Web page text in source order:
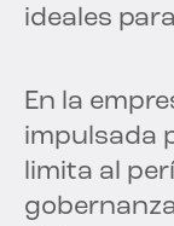
ideales
En la
impulsada
limita al